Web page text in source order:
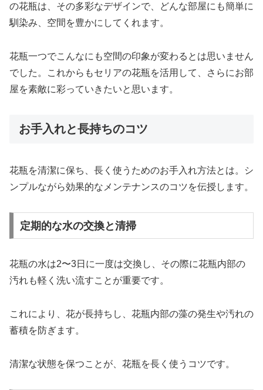
の花瓶は、その多彩なデザインで、どんな部屋にも簡単に
馴染み、空間を豊かにしてくれます。
花瓶一つでこんなにも空間の印象が変わるとは思いません
でした。これからもセリアの花瓶を活用して、さらにお部
屋を素敵に彩っていきたいと思います。
お手入れと長持ちのコツ
花瓶を清潔に保ち、長く使うためのお手入れ方法とは。シ
ンプルながら効果的なメンテナンスのコツを伝授します。
定期的な水の交換と清掃
花瓶の水は2〜3日に一度は交換し、その際に花瓶内部の
汚れも軽く洗い流すことが重要です。
これにより、花が長持ちし、花瓶内部の藻の発生や汚れの
蓄積を防ぎます。
清潔な状態を保つことが、花瓶を長く使うコツです。